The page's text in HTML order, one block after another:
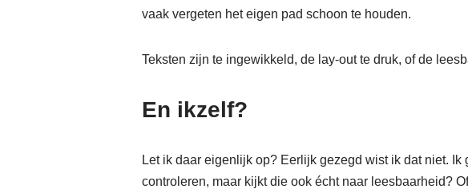
vaak vergeten het eigen pad schoon te houden.
Teksten zijn te ingewikkeld, de lay-out te druk, of de
En ikzelf?
Let ik daar eigenlijk op? Eerlijk gezegd wist ik dat niet. Ik
controleren, maar kijkt die ook écht naar leesbaarheid?